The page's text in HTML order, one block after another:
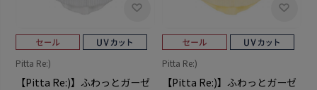
Pitta Re:)
【Pitta Re:)】ふわっとガーゼ
Pitta Re:)
【Pitta Re:)】ふわっとガーゼ